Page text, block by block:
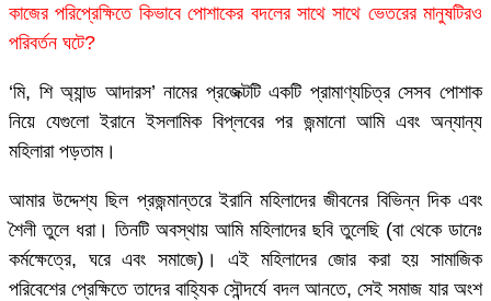
কাজের পরিপ্রেক্ষিতে কিভাবে পোশাকের বদলের সাথে সাথে ভেতরের মানুষটিরও
পরিবর্তন ঘটে?
‘মি, শি অ্যান্ড আদারস’ নামের প্রজেক্টটি একটি প্রামাণ্যচিত্র সেসব পোশাক
নিয়ে যেগুলো ইরানে ইসলামিক বিপ্লবের পর জন্মানো আমি এবং অন্যান্য
মহিলারা পড়তাম।
আমার উদ্দেশ্য ছিল প্রজন্মান্তরে ইরানি মহিলাদের জীবনের বিভিন্ন দিক এবং
শৈলী তুলে ধরা। তিনটি অবস্থায় আমি মহিলাদের ছবি তুলেছি (বা থেকে ডানেঃ
কর্মক্ষেত্রে, ঘরে এবং সমাজে)। এই মহিলাদের জোর করা হয় সামাজিক
পরিবেশের প্রেক্ষিতে তাদের বাহ্যিক সৌন্দর্যে বদল আনতে, সেই সমাজ যার অংশ